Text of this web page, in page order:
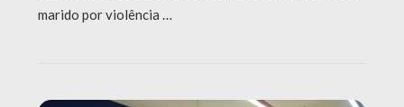
marido por violência …